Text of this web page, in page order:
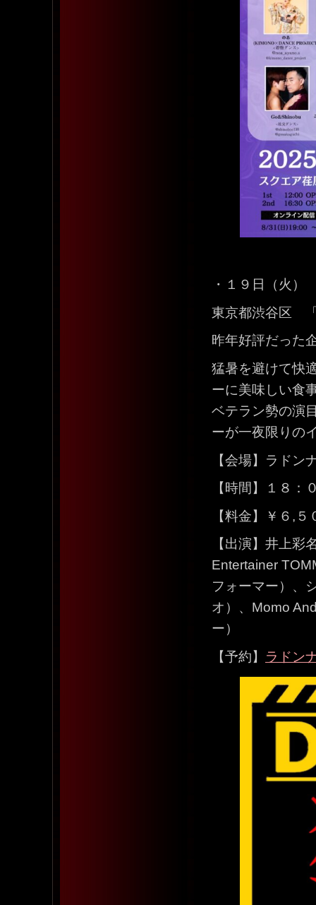
・１９日（火）
東京都渋谷区
昨年好評だった
猛暑を避けて快
ーに美味しい食
ベテラン勢の演
ーが一夜限りの
【会場】ラドン
【時間】１８：
【料金】￥６,
【出演】井上彩
Entertainer
フォーマー）、
オ）、Momo
ー）
【予約】 ラドン